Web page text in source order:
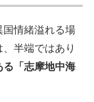
国情緒溢れる場
半端ではあり
「志摩地中海